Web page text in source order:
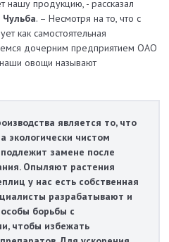
нашу продукцию, - рассказал
Чульба. – Несмотря на то, что с
как самостоятельная
дочерним предприятием ОАО
наши овощи называют
является то, что
чистом
замене после
Опыляют растения
у нас есть собственная
разрабатывают и
борьбы с
чтобы избежать